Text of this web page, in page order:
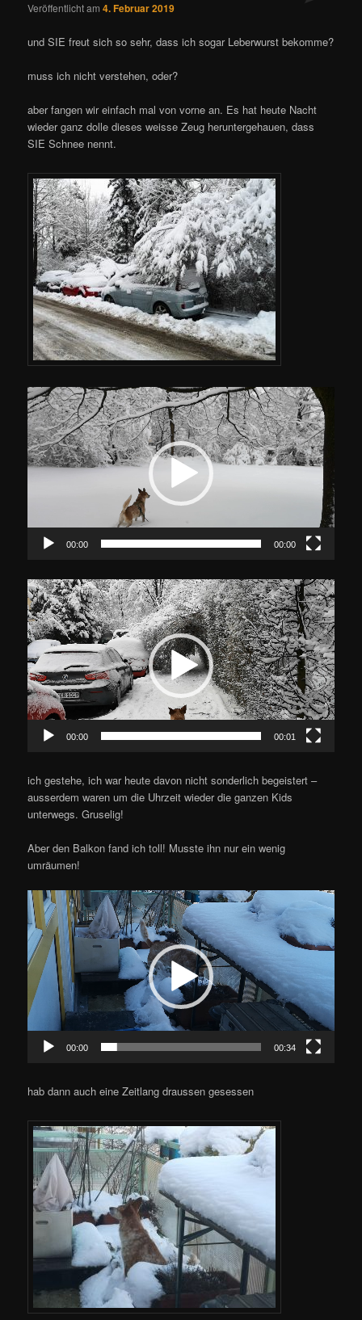
Veröffentlicht am4. Februar 2019
und SIE freut sich so sehr, dass ich sogar Leberwurst bekomme?
muss ich nicht verstehen, oder?
aber fangen wir einfach mal von vorne an. Es hat heute Nacht
wieder ganz dolle dieses weisse Zeug heruntergehauen, dass
SIE Schnee nennt.
Video-
Player
00:00 00:00
Video-
Player
00:00 00:01
ich gestehe, ich war heute davon nicht sonderlich begeistert –
ausserdem waren um die Uhrzeit wieder die ganzen Kids
unterwegs. Gruselig!
Aber den Balkon fand ich toll! Musste ihn nur ein wenig
umräumen!
Video-
Player
00:00 00:34
hab dann auch eine Zeitlang draussen gesessen